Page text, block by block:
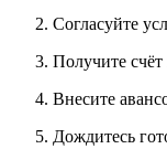
Согласуйте
Получите счёт
Внесите
Дождитесь